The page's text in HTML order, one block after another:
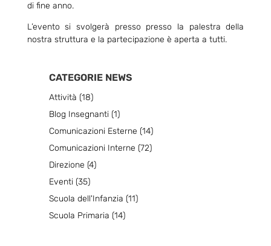
di fine anno.
L’evento si svolgerà presso presso la palestra della
nostra struttura e la partecipazione è aperta a tutti.
CATEGORIE NEWS
Attività (18)
Blog Insegnanti(1)
Comunicazioni Esterne (14)
Comunicazioni Interne (72)
Direzione (4)
Eventi(35)
Scuola dell'Infanzia (11)
Scuola Primaria (14)